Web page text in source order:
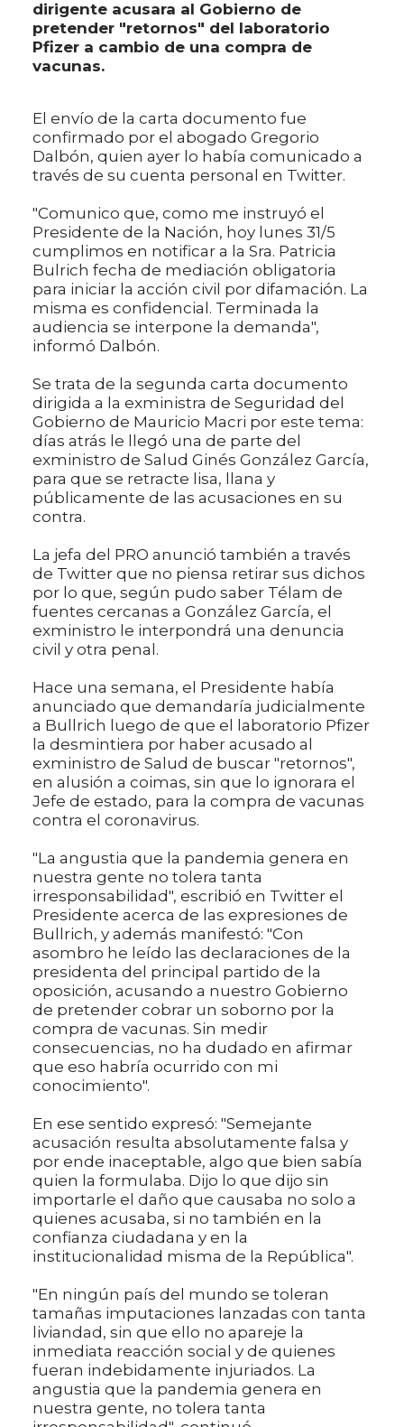
dirigente acusara al Gobierno de
pretender "retornos" del laboratorio
Pfizer a cambio de una compra de
vacunas.
El envío de la carta documento fue
confirmado por el abogado Gregorio
Dalbón, quien ayer lo había comunicado a
través de su cuenta personal en Twitter.
"Comunico que, como me instruyó el
Presidente de la Nación, hoy lunes 31/5
cumplimos en notificar a la Sra. Patricia
Bulrich fecha de mediación obligatoria
para iniciar la acción civil por difamación. La
misma es confidencial. Terminada la
audiencia se interpone la demanda",
informó Dalbón.
Se trata de la segunda carta documento
dirigida a la exministra de Seguridad del
Gobierno de Mauricio Macri por este tema:
días atrás le llegó una de parte del
exministro de Salud Ginés González García,
para que se retracte lisa, llana y
públicamente de las acusaciones en su
contra.
La jefa del PRO anunció también a través
de Twitter que no piensa retirar sus dichos
por lo que, según pudo saber Télam de
fuentes cercanas a González García, el
exministro le interpondrá una denuncia
civil y otra penal.
Hace una semana, el Presidente había
anunciado que demandaría judicialmente
a Bullrich luego de que el laboratorio Pfizer
la desmintiera por haber acusado al
exministro de Salud de buscar "retornos",
en alusión a coimas, sin que lo ignorara el
Jefe de estado, para la compra de vacunas
contra el coronavirus.
"La angustia que la pandemia genera en
nuestra gente no tolera tanta
irresponsabilidad", escribió en Twitter el
Presidente acerca de las expresiones de
Bullrich, y además manifestó: "Con
asombro he leído las declaraciones de la
presidenta del principal partido de la
oposición, acusando a nuestro Gobierno
de pretender cobrar un soborno por la
compra de vacunas. Sin medir
consecuencias, no ha dudado en afirmar
que eso habría ocurrido con mi
conocimiento".
En ese sentido expresó: "Semejante
acusación resulta absolutamente falsa y
por ende inaceptable, algo que bien sabía
quien la formulaba. Dijo lo que dijo sin
importarle el daño que causaba no solo a
quienes acusaba, si no también en la
confianza ciudadana y en la
institucionalidad misma de la República".
"En ningún país del mundo se toleran
tamañas imputaciones lanzadas con tanta
liviandad, sin que ello no apareje la
inmediata reacción social y de quienes
fueran indebidamente injuriados. La
angustia que la pandemia genera en
nuestra gente, no tolera tanta